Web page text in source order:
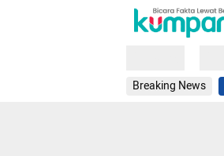
Breaking News